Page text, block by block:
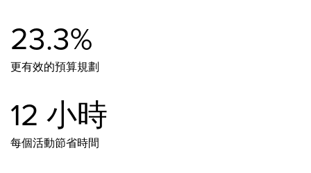
23.3%
更有效的預算規劃
12 小時
每個活動節省時間